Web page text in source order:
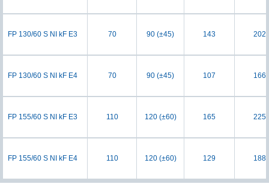
FP 130/60 S NI kF E3 70 90 (±45) 143 202
FP 130/60 S NI kF E4 70 90 (±45) 107 166
FP 155/60 S NI kF E3 110 120 (±60) 165 225
FP 155/60 S NI kF E4 110 120 (±60) 129 188